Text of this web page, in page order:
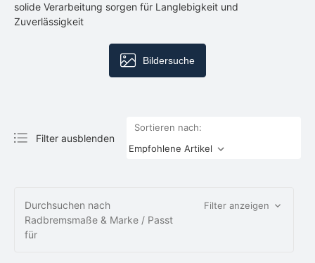
solide Verarbeitung sorgen für Langlebigkeit und
Zuverlässigkeit
Bildersuche
Filter ausblenden
Sortieren nach:
Durchsuchen nach
Radbremsmaße & Marke / Passt
für
Filter anzeigen